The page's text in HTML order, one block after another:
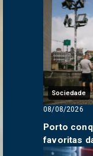
Sociedade
08/08/2026
Porto
favoritas